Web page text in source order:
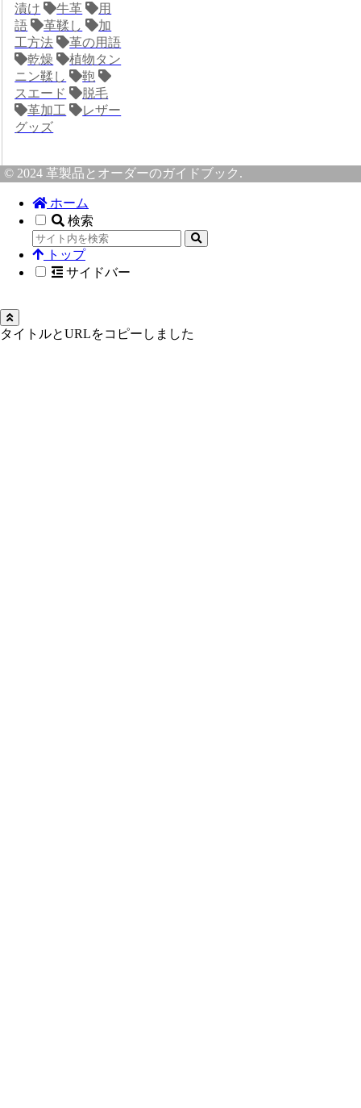
漬け
牛革
用
語
革鞣し
加
工方法
革の用語
乾燥
植物タン
ニン鞣し
鞄
スエード
脱毛
革加工
レザー
グッズ
© 2024 革製品とオーダーのガイドブック.
ホーム
検索
トップ
サイドバー
タイトルとURLをコピーしました